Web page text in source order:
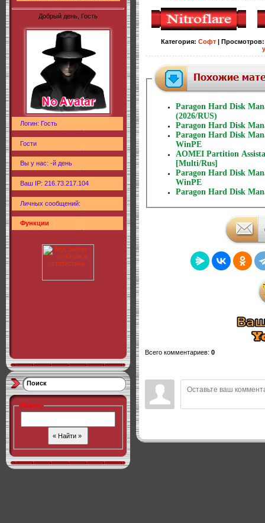
Добрый день, Гость
Логин: Гость
Гости
Вы у нас: -й день
Ваш IP: 216.73.217.104
Личных сообщений:
Функции
Поиск
Поиск:
Категория: Софт Просмотров:
Paragon Hard Disk
(2026/RUS)
Paragon Hard Disk
Paragon Hard Disk
WinPE
AOMEI Partition
[Multi/Rus]
Paragon Hard Disk
WinPE
Paragon Hard Disk
Всего комментариев: 0